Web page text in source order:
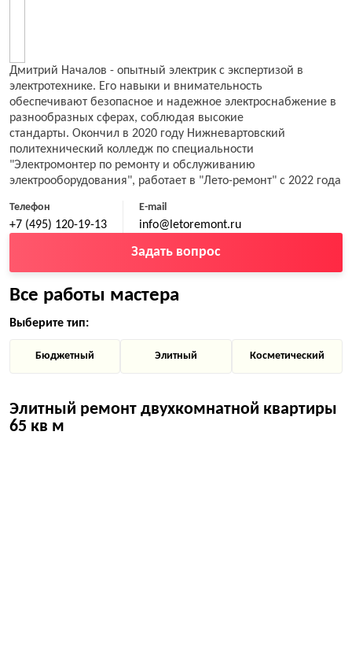
Дмитрий Началов - опытный электрик с экспертизой в
электротехнике. Его навыки и внимательность
обеспечивают безопасное и надежное электроснабжение в
разнообразных сферах, соблюдая высокие
стандарты. Окончил в 2020 году Нижневартовский
политехнический колледж по специальности
"Электромонтер по ремонту и обслуживанию
электрооборудования", работает в "Лето-ремонт" с 2022 года
Телефон
+7 (495) 120-19-13
E-mail
info@letoremont.ru
Задать вопрос
Все работы мастера
Выберите тип:
Бюджетный Элитный Косметический
Элитный ремонт двухкомнатной квартиры
65 кв м